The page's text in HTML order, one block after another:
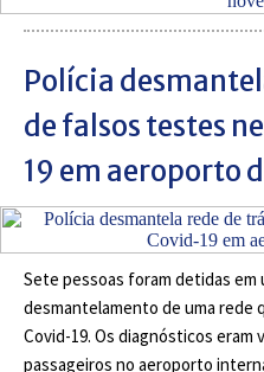
Polícia
de falsos testes
19 em aeroporto
Sete pessoas foram detidas em
desmantelamento de uma
Covid-19. Os diagnósticos eram
passageiros no aeroporto